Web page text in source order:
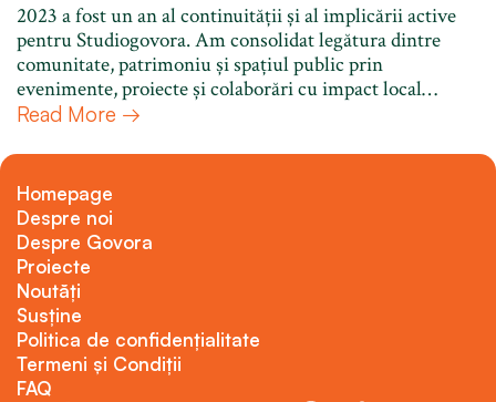
2023 a fost un an al continuității și al implicării active
pentru Studiogovora. Am consolidat legătura dintre
comunitate, patrimoniu și spațiul public prin
evenimente, proiecte și colaborări cu impact local…
Read More →
Homepage
Despre noi
Despre Govora
Proiecte
Noutăți
Susține
Politica de confidențialitate
Termeni și Condiții
FAQ